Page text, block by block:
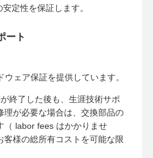
定性を保証します。
ート
ェア保証を提供しています。
終了した後も、生涯技術サポ
理が必要な場合は、交換部品の
（ labor fees はかかりませ
客様の総所有コストを可能な限